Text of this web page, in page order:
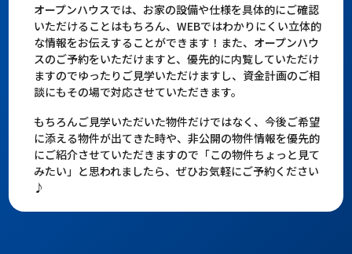
オープンハウスでは、お家の設備や仕様を具体的にご確認
いただけることはもちろん、WEBではわかりにくい立体的
な情報をお伝えすることができます！また、オープンハウ
スのご予約をいただけますと、優先的に内覧していただけ
ますのでゆったりご見学いただけますし、資金計画のご相
談にもその場で対応させていただきます。
もちろんご見学いただいた物件だけではなく、今後ご希望
に添える物件が出てきた時や、非公開の物件情報を優先的
にご紹介させていただきますので「この物件ちょっと見て
みたい」と思われましたら、ぜひお気軽にご予約ください
♪